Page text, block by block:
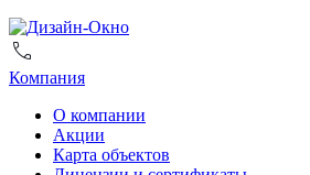
Компания
О компании
Акции
Карта объектов